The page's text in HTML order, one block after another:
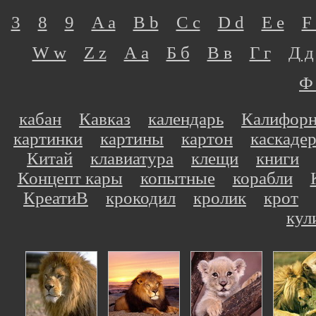
3 8 9 A a B b C c D d E e
F
W w
Z z А а Б б В в Г г
Д д
Ф
кабан
Кавказ календарь
картинки
картины картон
Китай
клавиатура клещи
книги
Концепт кары
копытные корабли
КреатиВ
крокодил кролик
крот